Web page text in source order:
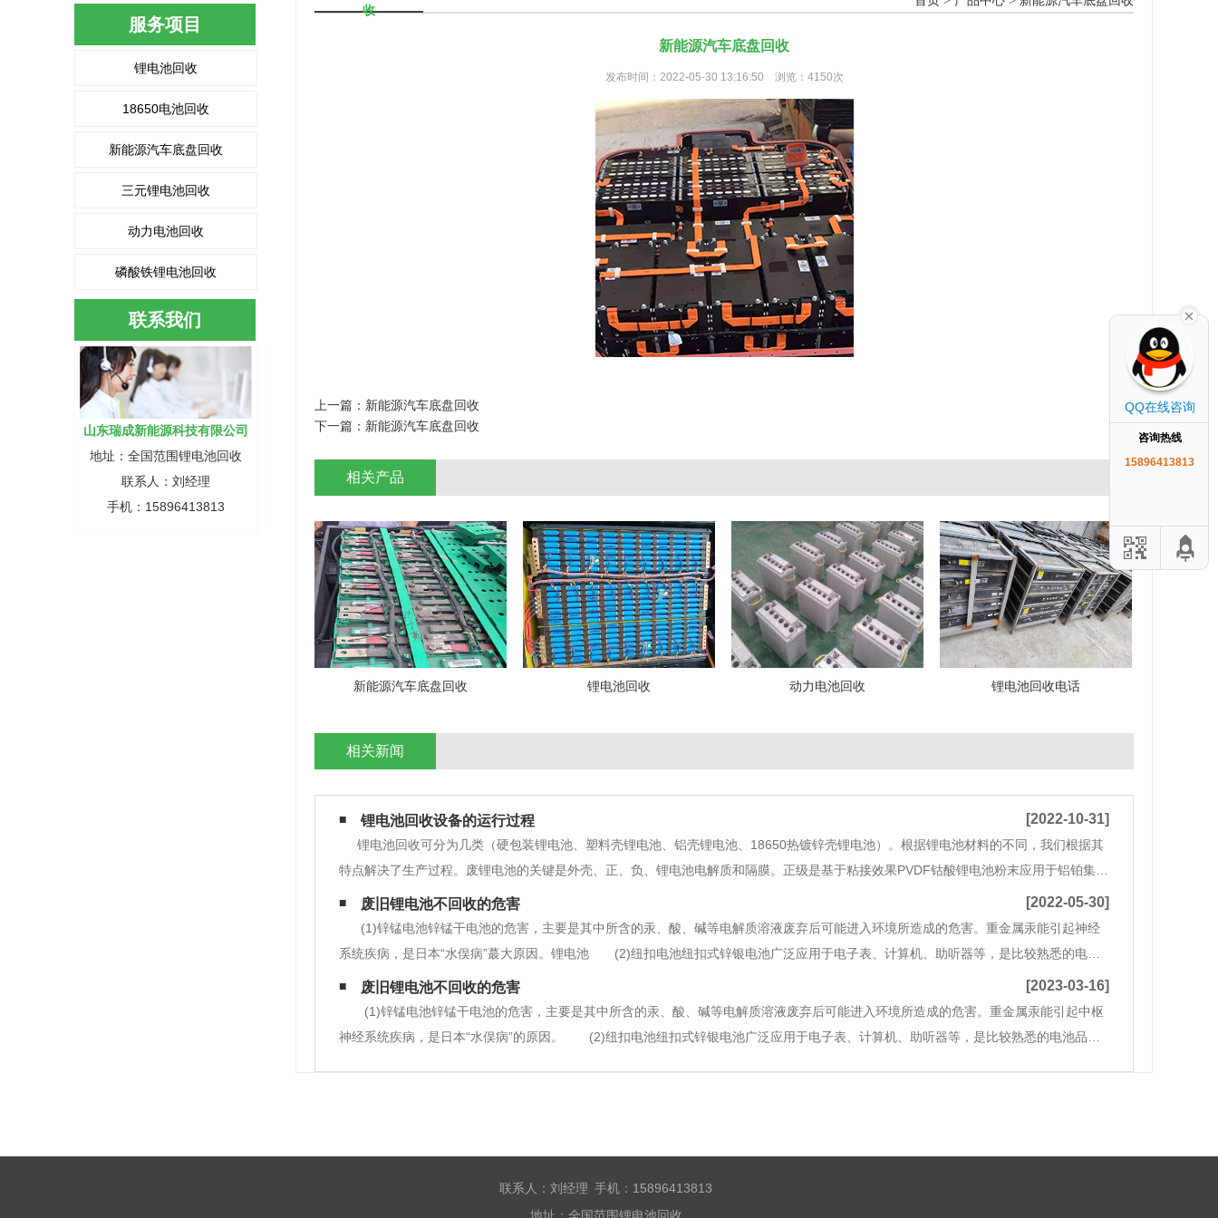
服务项目
锂电池回收
18650电池回收
新能源汽车底盘回收
三元锂电池回收
动力电池回收
磷酸铁锂电池回收
联系我们
山东瑞成新能源科技有限公司
地址：全国范围锂电池回收
联系人：刘经理
手机：15896413813
收
新能源汽车底盘回收
发布时间：2022-05-30 13:16:50 浏览：4150次
上一篇： 新能源汽车底盘回收
下一篇： 新能源汽车底盘回收
相关产品
新能源汽车底盘回收 锂电池回收 动力电池回收 锂电池回收电话
相关新闻
锂电池回收设备的运行过程 [2022-10-31]
锂电池回收可分为几类（硬包装锂电池、塑料壳锂电池、铝壳锂电池、18650热镀锌壳锂电池）。根据锂电池材料的不同，我们根据其
特点解决了生产过程。废锂电池的关键是外壳、正、负、锂电池电解质和隔膜。正级是基于粘接效果PVDF钴酸锂电池粉末应用于铝铂集液
体两侧；负结构与正结构相似，由碳粉粘接在铜泊集液体两侧组成。根据锂电池的正负结构和原料铜和碳粉的材料特性，采用锤振粉碎、
振动筛分和气旋筛分的加工工艺，对废
废旧锂电池不回收的危害 [2022-05-30]
(1)锌锰电池锌锰干电池的危害，主要是其中所含的汞、酸、碱等电解质溶液废弃后可能进入环境所造成的危害。重金属汞能引起神经
系统疾病，是日本“水俣病”蕞大原因。锂电池 (2)纽扣电池纽扣式锌银电池广泛应用于电子表、计算机、助听器等，是比较熟悉的电池
品种。这类电池的危害也主要是汞、镉、银造成的危害。根据相关资料，一节纽扣电池产生的有害物质可以污染60万升水。 (3)锂电
池、锂电池(Lit
废旧锂电池不回收的危害 [2023-03-16]
(1)锌锰电池锌锰干电池的危害，主要是其中所含的汞、酸、碱等电解质溶液废弃后可能进入环境所造成的危害。重金属汞能引起中枢
神经系统疾病，是日本“水俣病”的原因。 (2)纽扣电池纽扣式锌银电池广泛应用于电子表、计算机、助听器等，是比较熟悉的电池品
联系人：刘经理 手机：15896413813
QQ在线咨询
咨询热线
15896413813